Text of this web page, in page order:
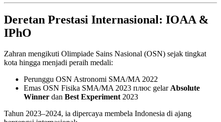
Deretan Prestasi Internasional: IOAA &
IPhO
Zahran mengikuti Olimpiade Sains Nasional (OSN) sejak tingkat
kota hingga menjadi peraih medali:
Perunggu OSN Astronomi SMA/MA 2022
Emas OSN Fisika SMA/MA 2023 плюс gelar Absolute
Winner dan Best Experiment 2023
Tahun 2023–2024, ia dipercaya membela Indonesia di ajang